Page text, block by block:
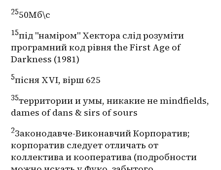
2550Мб\с
15під "наміром" Хектора слід розуміти
програмний код рівня the First Age of
Darkness (1981)
5пісня XVI, вірш 625
35территории и умы, никакие не mindfields,
dames of dans & sirs of sours
2Законодавче-Виконавчий Корпоратив;
корпоратив следует отличать от
коллектива и кооператива (подробности